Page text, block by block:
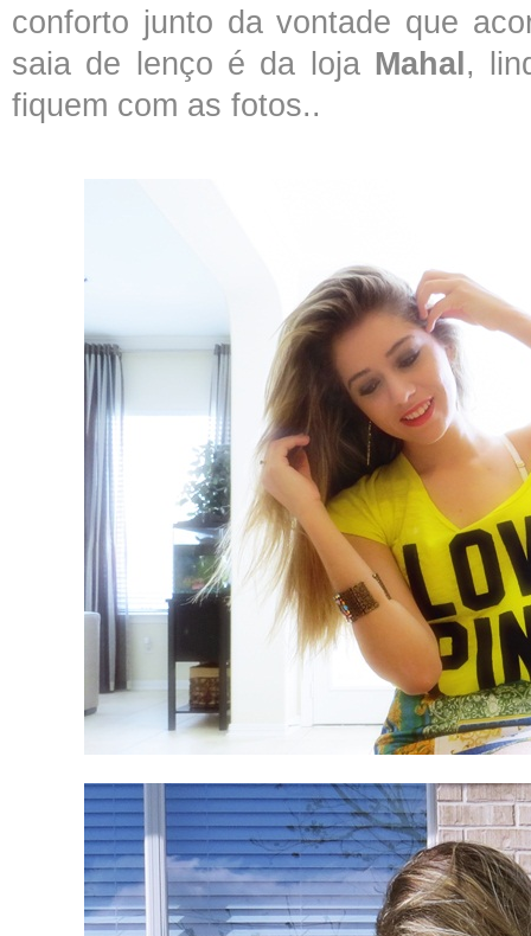
conforto junto da vontade que
saia de lenço é da loja Mahal,
fiquem com as fotos..